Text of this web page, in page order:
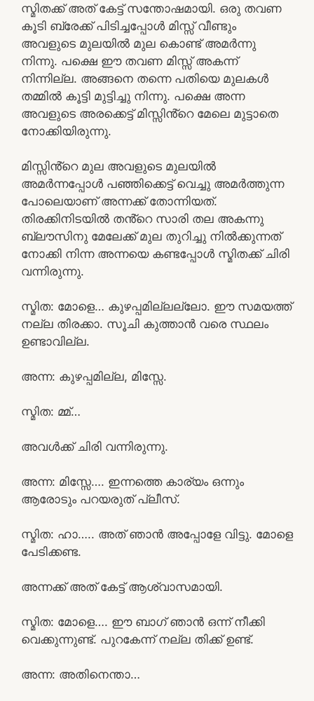
സ്മിതക്ക് അത് കേട്ട് സന്തോഷമായി. ഒരു തവണ
കൂടി ബ്രേക്ക് പിടിച്ചപ്പോൾ മിസ്സ്‌ വീണ്ടും
അവളുടെ മുലയിൽ മുല കൊണ്ട് അമർന്നു
നിന്നു. പക്ഷെ ഈ തവണ മിസ്സ്‌ അകന്ന്
നിന്നില്ല. അങ്ങനെ തന്നെ പതിയെ മുലകൾ
തമ്മിൽ കൂട്ടി മുട്ടിച്ചു നിന്നു. പക്ഷെ അന്ന
അവളുടെ അരക്കെട്ട് മിസ്സിൻ്റെ മേലെ മുട്ടാതെ
നോക്കിയിരുന്നു.
മിസ്സിൻ്റെ മുല അവളുടെ മുലയിൽ
അമർന്നപ്പോൾ പഞ്ഞിക്കെട്ട് വെച്ചു അമർത്തുന്ന
പോലെയാണ് അന്നക്ക് തോന്നിയത്.
തിരക്കിനിടയിൽ തൻ്റെ സാരി തല അകന്നു
ബ്ലൗസിനു മേലേക്ക് മുല തുറിച്ചു നിൽക്കുന്നത്
നോക്കി നിന്ന അന്നയെ കണ്ടപ്പോൾ സ്മിതക്ക് ചിരി
വന്നിരുന്നു.
സ്മിത: മോളെ… കുഴപ്പമില്ലല്ലോ. ഈ സമയത്ത്
നല്ല തിരക്കാ. സൂചി കുത്താൻ വരെ സ്ഥലം
ഉണ്ടാവില്ല.
അന്ന: കുഴപ്പമില്ല, മിസ്സേ.
സ്മിത: മ്മ്…
അവൾക്ക് ചിരി വന്നിരുന്നു.
അന്ന: മിസ്സേ…. ഇന്നത്തെ കാര്യം ഒന്നും
ആരോടും പറയരുത് പ്ലീസ്.
സ്മിത: ഹാ….. അത് ഞാൻ അപ്പോളേ വിട്ടു. മോളെ
പേടിക്കണ്ട.
അന്നക്ക് അത് കേട്ട് ആശ്വാസമായി.
സ്മിത: മോളെ…. ഈ ബാഗ് ഞാൻ ഒന്ന് നീക്കി
വെക്കുന്നുണ്ട്. പുറകേന്ന് നല്ല തിക്ക് ഉണ്ട്.
അന്ന: അതിനെന്താ…